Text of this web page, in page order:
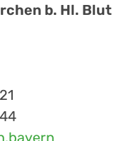
b. Hl. Blut